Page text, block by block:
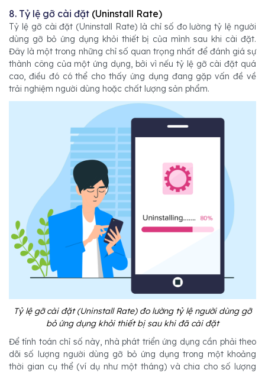
8. Tỷ lệ gỡ cài đặt (Uninstall Rate)
Tỷ lệ gỡ cài đặt (Uninstall Rate) là chỉ số đo lường tỷ lệ người
dùng gỡ bỏ ứng dụng khỏi thiết bị của mình sau khi cài đặt.
Đây là một trong những chỉ số quan trọng nhất để đánh giá sự
thành công của một ứng dụng, bởi vì nếu tỷ lệ gỡ cài đặt quá
cao, điều đó có thể cho thấy ứng dụng đang gặp vấn đề về
trải nghiệm người dùng hoặc chất lượng sản phẩm.
Tỷ lệ gỡ cài đặt (Uninstall Rate) đo lường tỷ lệ người dùng gỡ
bỏ ứng dụng khỏi thiết bị sau khi đã cài đặt
Để tính toán chỉ số này, nhà phát triển ứng dụng cần phải theo
dõi số lượng người dùng gỡ bỏ ứng dụng trong một khoảng
thời gian cụ thể (ví dụ như một tháng) và chia cho số lượng